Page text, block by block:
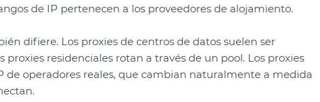
de IP pertenecen a los proveedores de alojamiento.
difiere. Los proxies de centros de datos suelen ser
residenciales rotan a través de un pool. Los proxies
de operadores reales, que cambian naturalmente a medida